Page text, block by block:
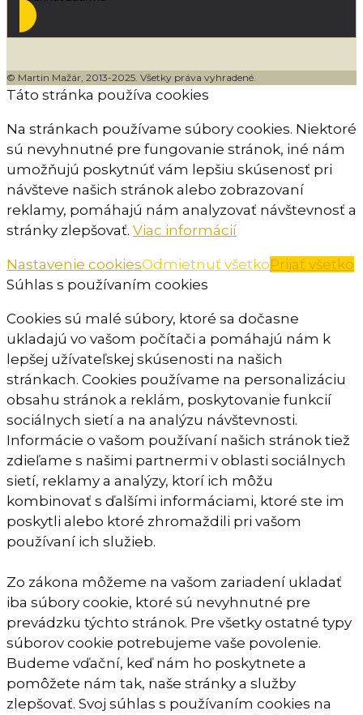
© Martin Mažár, 2013-2025. Všetky práva vyhradené.
Táto stránka používa cookies
Na stránkach používame súbory cookies. Niektoré
sú nevyhnutné pre fungovanie stránok, iné nám
umožňujú poskytnúť vám lepšiu skúsenosť pri
návšteve našich stránok alebo zobrazovaní
reklamy, pomáhajú nám analyzovať návštevnosť a
stránky zlepšovať. Viac informácií
Nastavenie cookiesOdmietnuť všetkoPrijať všetko
Súhlas s používaním cookies
Cookies sú malé súbory, ktoré sa dočasne
ukladajú vo vašom počítači a pomáhajú nám k
lepšej užívateľskej skúsenosti na našich
stránkach. Cookies používame na personalizáciu
obsahu stránok a reklám, poskytovanie funkcií
sociálnych sietí a na analýzu návštevnosti.
Informácie o vašom používaní našich stránok tiež
zdieľame s našimi partnermi v oblasti sociálnych
sietí, reklamy a analýzy, ktorí ich môžu
kombinovať s ďalšími informáciami, ktoré ste im
poskytli alebo ktoré zhromaždili pri vašom
používaní ich služieb.
Zo zákona môžeme na vašom zariadení ukladať
iba súbory cookie, ktoré sú nevyhnutné pre
prevádzku týchto stránok. Pre všetky ostatné typy
súborov cookie potrebujeme vaše povolenie.
Budeme vďační, keď nám ho poskytnete a
pomôžete nám tak, naše stránky a služby
zlepšovať. Svoj súhlas s používaním cookies na